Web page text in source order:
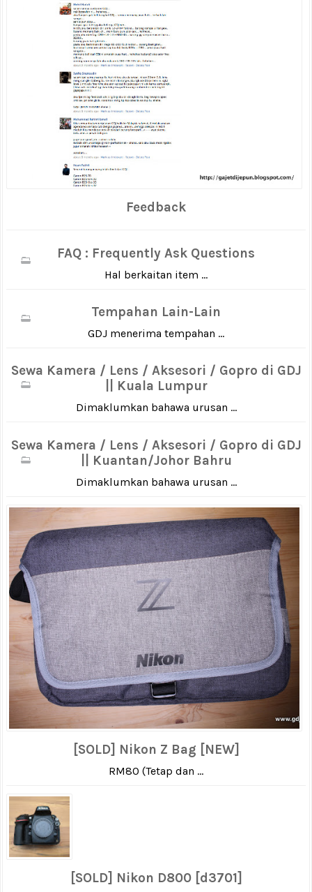
Feedback
FAQ : Frequently Ask Questions
Hal berkaitan item ...
Tempahan Lain-Lain
GDJ menerima tempahan ...
Sewa Kamera / Lens / Aksesori / Gopro di GDJ
|| Kuala Lumpur
Dimaklumkan bahawa urusan ...
Sewa Kamera / Lens / Aksesori / Gopro di GDJ
|| Kuantan/Johor Bahru
Dimaklumkan bahawa urusan ...
[SOLD] Nikon Z Bag [NEW]
RM80 (Tetap dan ...
[SOLD] Nikon D800 [d3701]